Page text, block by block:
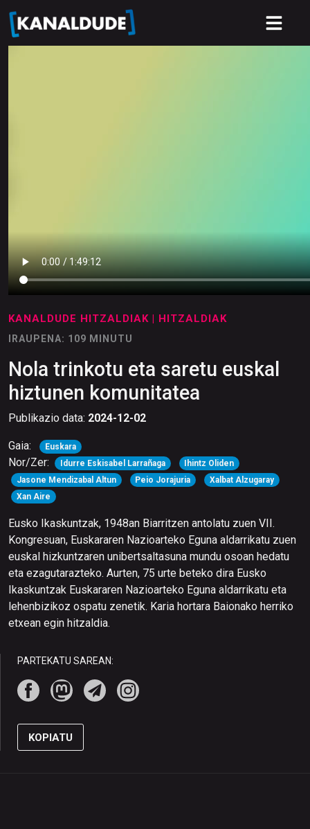
KANALDUDE HITZALDIAK | HITZALDIAK
IRAUPENA: 109 MINUTU
Nola trinkotu eta saretu euskal
hiztunen komunitatea
Publikazio data: 2024-12-02
Gaia: Euskara
Nor/Zer: Idurre Eskisabel Larrañaga
Ihintz Oliden
Jasone Mendizabal Altun
Peio Jorajuria
Xalbat Alzugaray
Xan Aire
Eusko Ikaskuntzak, 1948an Biarritzen antolatu zuen VII.
Kongresuan, Euskararen Nazioarteko Eguna aldarrikatu zuen
euskal hizkuntzaren unibertsaltasuna mundu osoan hedatu
eta ezagutarazteko. Aurten, 75 urte beteko dira Eusko
Ikaskuntzak Euskararen Nazioarteko Eguna aldarrikatu eta
lehenbizikoz ospatu zenetik. Karia hortara Baionako herriko
etxean egin hitzaldia.
PARTEKATU SAREAN:
KOPIATU